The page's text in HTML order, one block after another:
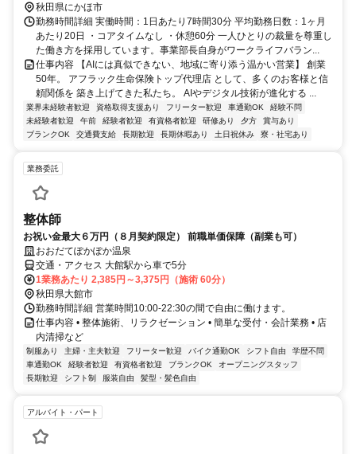
秋田県にかほ市
勤務時間詳細 実働時間：1日あたり7時間30分 平均勤務日数：1ヶ月
あたり20日 ・コアタイムなし ・休憩60分 一人ひとりの裁量を尊重し
た働き方を採用しています。事業部長自身がワークライフバラン...
仕事内容 【AIには真似できない、地域に寄り添う温かい営業】 創業
50年。 アフラック生命保険トップ代理店 として、多くのお客様と信
頼関係を 築き上げてきた私たち。 AIやデジタル技術が進化する ...
業界未経験者歓迎 資格取得支援あり フリーター歓迎 車通勤OK
経験不問
未経験者歓迎
午前 経験者歓迎 有資格者歓迎 研修あり 夕方
賞与あり
ブランクOK
交通費支給 長期歓迎 長期休暇あり 土日祝休み 寮・社宅あり
業務委託
整体師
お祝い金最大６万円（８月契約限定） 前職単価保障（副業も可）
おおだてぽかぽか温泉
交通・アクセス 大館駅から車で5分
1業務あたり 2,385円～3,375円（施術 60分）
秋田県大館市
勤務時間詳細 営業時間10:00-22:30の間で自由に働けます。
仕事内容 • 整体施術、リラクゼーション • 簡単な受付・会計業務 • 店
内清掃など
制服あり 主婦・主夫歓迎 フリーター歓迎 バイク通勤OK シフト自由
学歴不問
車通勤OK
経験者歓迎 有資格者歓迎 ブランクOK
オープニングスタッフ
長期歓迎
シフト制 服装自由 髪型・髪色自由
アルバイト・パート